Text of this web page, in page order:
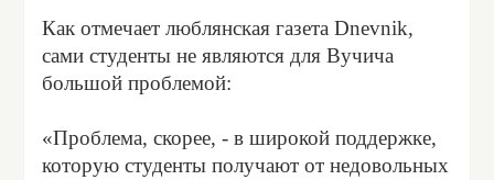
Как отмечает люблянская газета Dnevnik,
сами студенты не являются для Вучича
большой проблемой:
«Проблема, скорее, - в широкой поддержке,
которую студенты получают от недовольных